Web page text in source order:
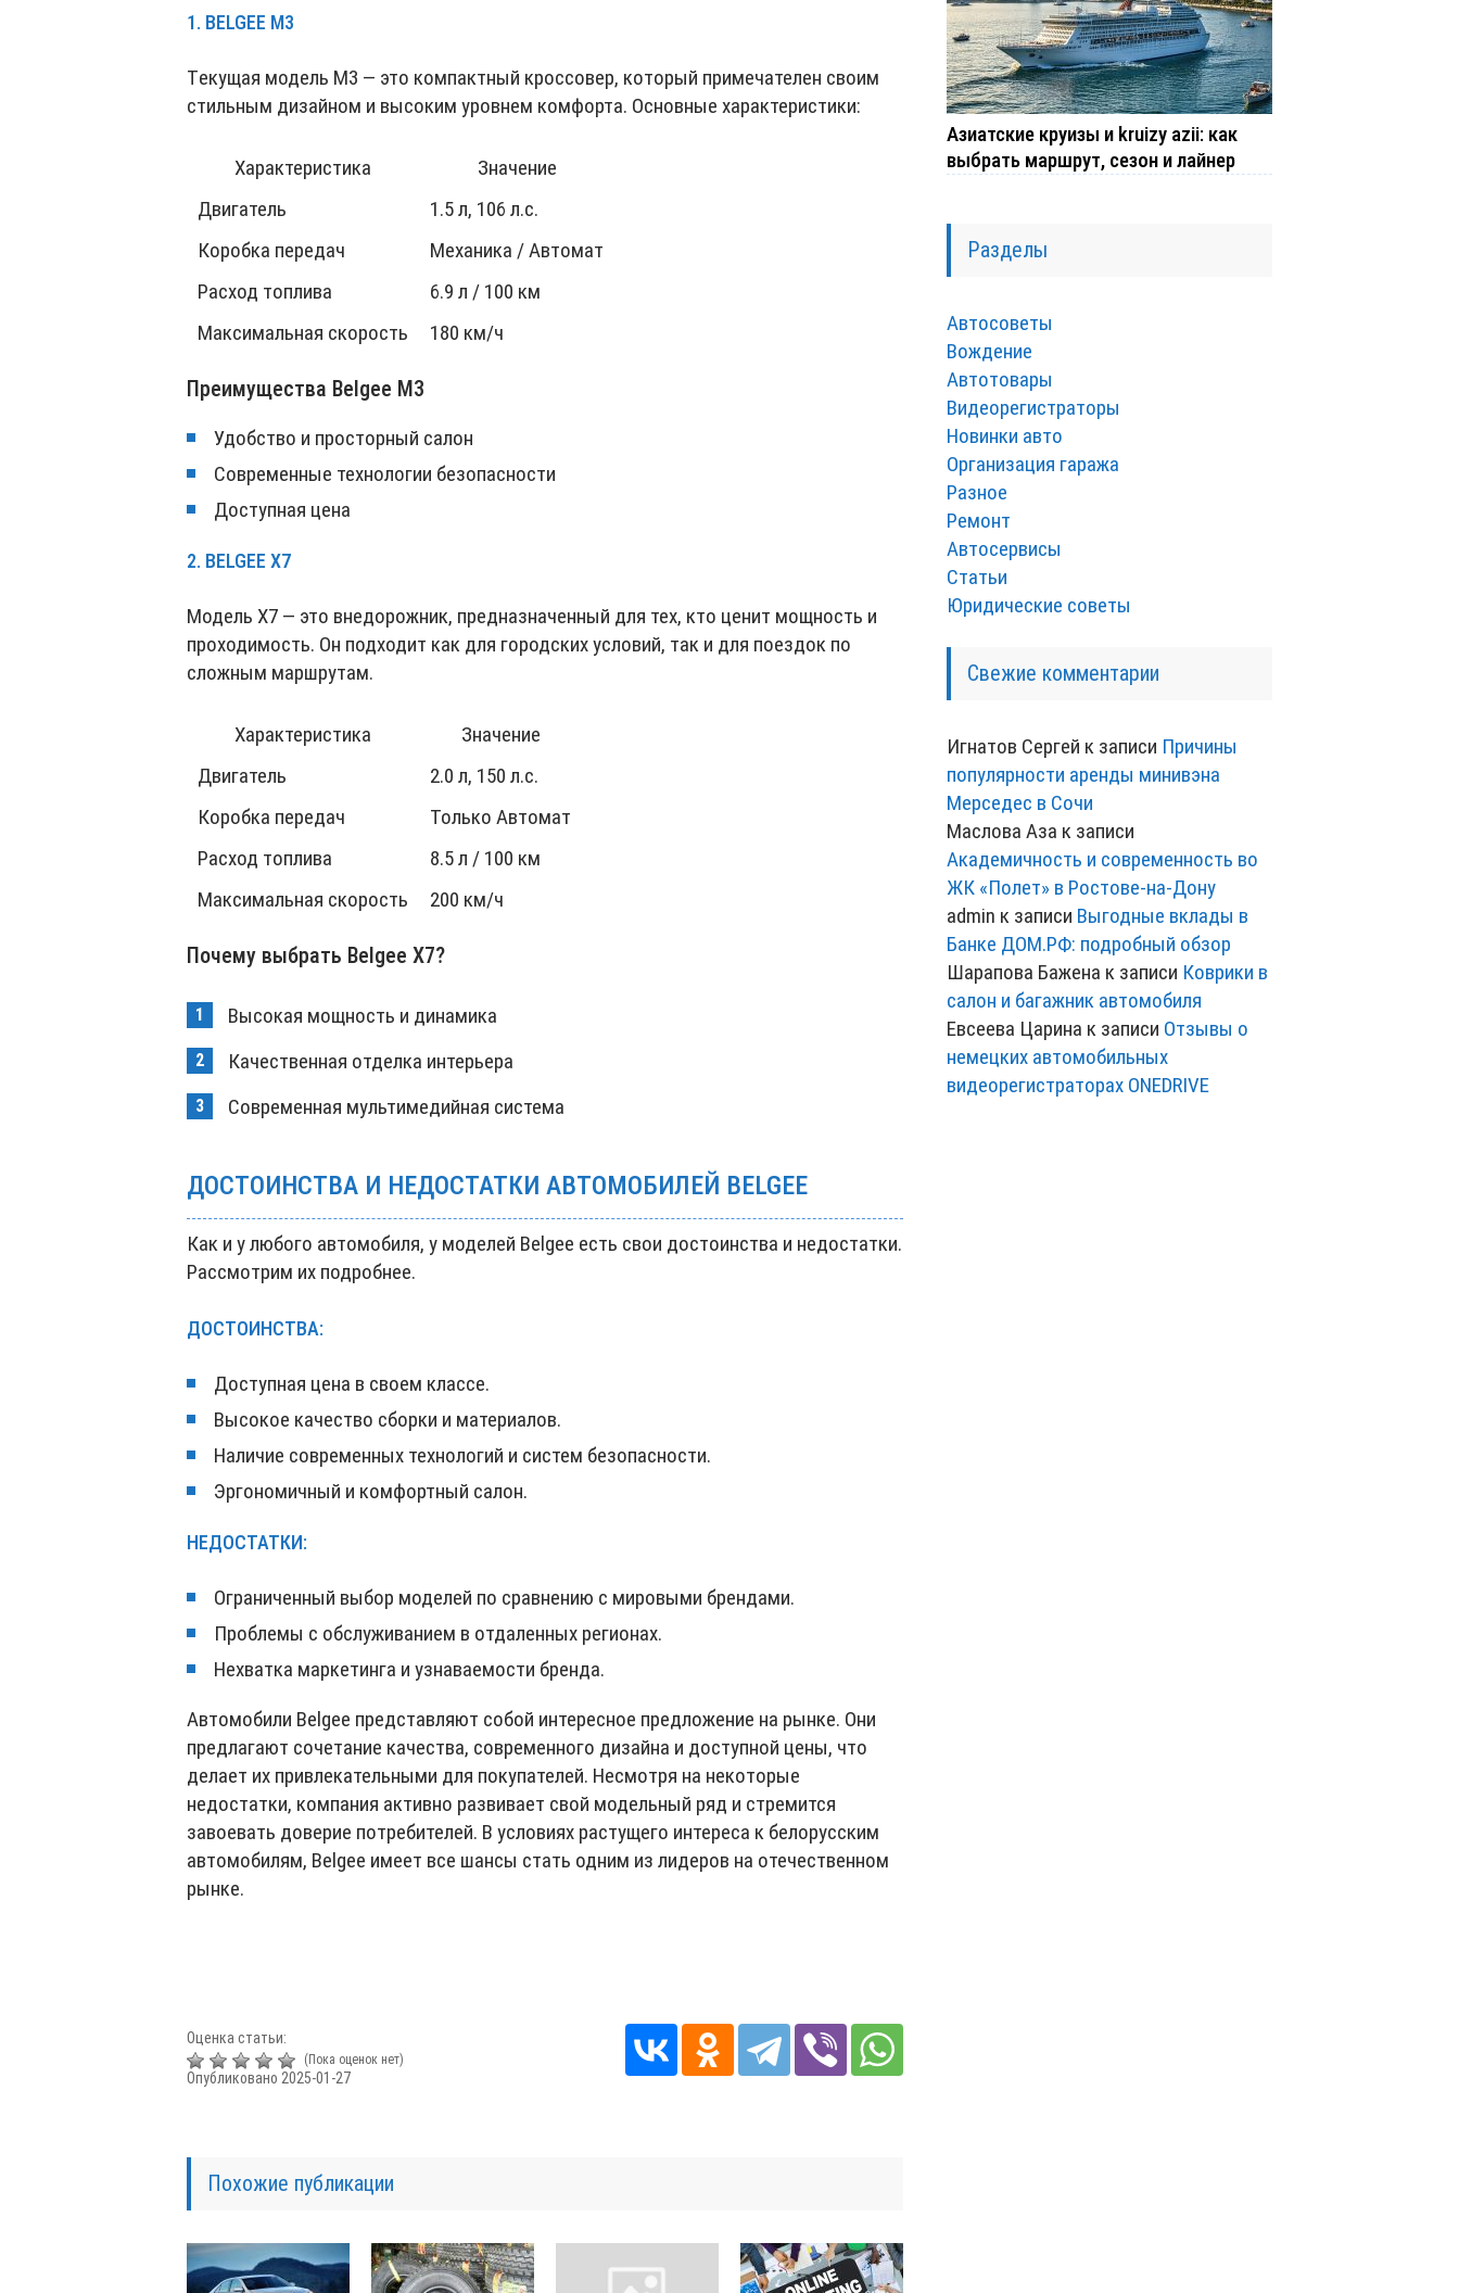
1. BELGEE M3
Tекущая модель M3 — это компактный кроссовер, который примечателен своим
стильным дизайном и высоким уровнем комфорта. Основные характеристики:
Характеристика
Значение
Двигатель
1.5 л, 106 л.с.
Коробка передач
Механика / Автомат
Расход топлива
6.9 л / 100 км
Максимальная скорость
180 км/ч
Преимущества Belgee M3
Удобство и просторный салон
Современные технологии безопасности
Доступная цена
2. BELGEE X7
Модель X7 — это внедорожник, предназначенный для тех, кто ценит мощность и
проходимость. Он подходит как для городских условий, так и для поездок по
сложным маршрутам.
Характеристика
Значение
Двигатель
2.0 л, 150 л.с.
Коробка передач
Только Автомат
Расход топлива
8.5 л / 100 км
Максимальная скорость
200 км/ч
Почему выбрать Belgee X7?
Высокая мощность и динамика
Качественная отделка интерьера
Современная мультимедийная система
ДОСТОИНСТВА И НЕДОСТАТКИ АВТОМОБИЛЕЙ BELGEE
Как и у любого автомобиля, у моделей Belgee есть свои достоинства и недостатки.
Рассмотрим их подробнее.
ДОСТОИНСТВА:
Доступная цена в своем классе.
Высокое качество сборки и материалов.
Наличие современных технологий и систем безопасности.
Эргономичный и комфортный салон.
НЕДОСТАТКИ:
Ограниченный выбор моделей по сравнению с мировыми брендами.
Проблемы с обслуживанием в отдаленных регионах.
Нехватка маркетинга и узнаваемости бренда.
Автомобили Belgee представляют собой интересное предложение на рынке. Они
предлагают сочетание качества, современного дизайна и доступной цены, что
делает их привлекательными для покупателей. Несмотря на некоторые
недостатки, компания активно развивает свой модельный ряд и стремится
завоевать доверие потребителей. В условиях растущего интереса к белорусским
автомобилям, Belgee имеет все шансы стать одним из лидеров на отечественном
рынке.
Оценка статьи:
(Пока оценок нет)
Опубликовано 2025-01-27
Похожие публикации
Азиатские круизы и kruizy azii: как
выбрать маршрут, сезон и лайнер
Разделы
Автосоветы
Вождение
Автотовары
Видеорегистраторы
Новинки авто
Организация гаража
Разное
Ремонт
Автосервисы
Статьи
Юридические советы
Свежие комментарии
Игнатов Сергей к записи Причины
популярности аренды минивэна
Мерседес в Сочи
Маслова Аза к записи
Академичность и современность во
ЖК «Полет» в Ростове-на-Дону
admin к записи Выгодные вклады в
Банке ДОМ.РФ: подробный обзор
Шарапова Бажена к записи Коврики в
салон и багажник автомобиля
Евсеева Царина к записи Отзывы о
немецких автомобильных
видеорегистраторах ONEDRIVE